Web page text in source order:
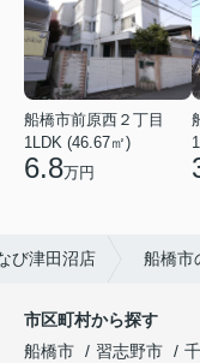
船橋市前原西２丁目
1LDK (46.67㎡)
6.8万円
び津田沼店 船橋市
市区町村から探す
船橋市
習志野市